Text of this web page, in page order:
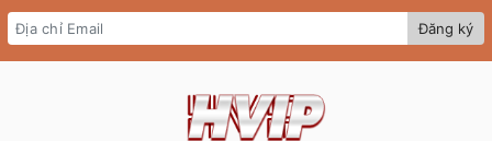
Đăng ký